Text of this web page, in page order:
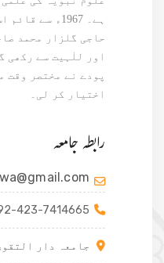
ہے۔ 1967ء سے
حاجی گلزار محمد
اور للٰہیت سے رکھی
پودے نے مختصر وقت
اختیار کر لی۔
رابطہ جامعہ
423-7414665
جامعہ دار التقوی